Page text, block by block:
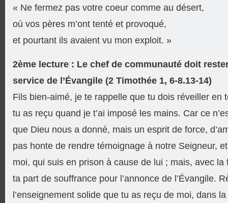
« Ne fermez pas votre coeur comme au désert,
où vos pères m’ont tenté et provoqué,
et pourtant ils avaient vu mon exploit. »
2ème lecture : Le chef de communauté doit
service de l’Évangile (2 Timothée 1, 6-8.13-14)
Fils bien-aimé, je te rappelle que tu dois réveiller en
tu as reçu quand je t’ai imposé les mains. Car ce
que Dieu nous a donné, mais un esprit de force,
pas honte de rendre témoignage à notre Seigneur,
moi, qui suis en prison à cause de lui ; mais, avec la
ta part de souffrance pour l’annonce de l’Évangile.
l’enseignement solide que tu as reçu de moi, dans